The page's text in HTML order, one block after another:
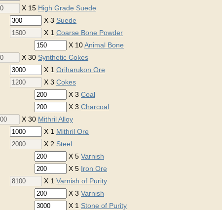
X 15 High Grade Suede
X 3 Suede
X 1 Coarse Bone Powder
X 10Animal Bone
X 30 Synthetic Cokes
X 1 Oriharukon Ore
X 3 Cokes
X 3 Coal
X 3 Charcoal
X 30 Mithril Alloy
X 1 Mithril Ore
X 2 Steel
X 5 Varnish
X 5 Iron Ore
X 1 Varnish of Purity
X 3 Varnish
X 1 Stone of Purity